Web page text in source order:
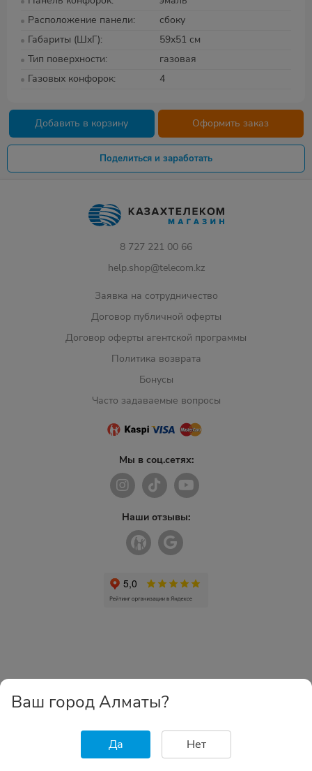
Расположение панели
сбоку
Габариты (ШхГ)
59х51 см
Тип поверхности
газовая
Газовых конфорок
4
Добавить в корзину Оформить заказ
Поделиться и заработать
8 727 221 00 66
help.shop@telecom.kz
Заявка на сотрудничество
Договор публичной оферты
Договор оферты агентской программы
Политика возврата
Бонусы
Часто задаваемые вопросы
Мы в соц.сетях:
Наши отзывы:
Ваш город Алматы?
Да Нет